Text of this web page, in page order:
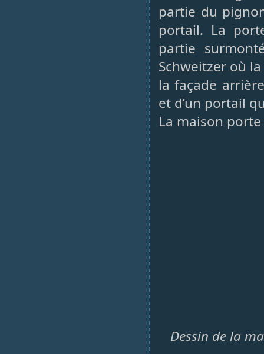
partie du
portail. La
partie
Schweitzer où
la façade
et d’un portail
La maison porte
Dessin de la